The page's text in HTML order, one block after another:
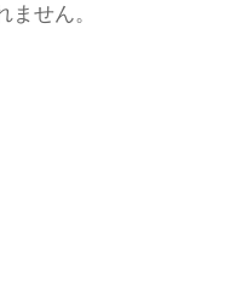
ません。